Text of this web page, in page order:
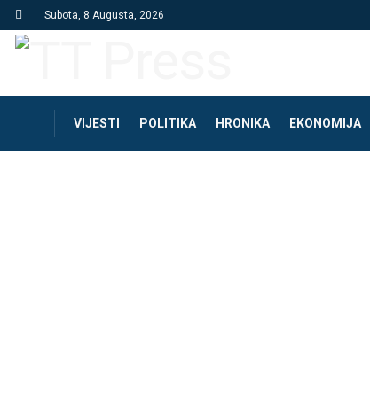
Subota, 8 Augusta, 2026
VIJESTI POLITIKA HRONIKA EKONOMIJA